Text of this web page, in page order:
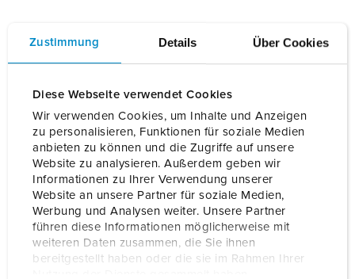
Zustimmung Details Über Cookies
Diese Webseite verwendet Cookies
Wir verwenden Cookies, um Inhalte und Anzeigen
zu personalisieren, Funktionen für soziale Medien
anbieten zu können und die Zugriffe auf unsere
Website zu analysieren. Außerdem geben wir
Informationen zu Ihrer Verwendung unserer
Website an unsere Partner für soziale Medien,
Werbung und Analysen weiter. Unsere Partner
führen diese Informationen möglicherweise mit
weiteren Daten zusammen, die Sie ihnen
bereitgestellt haben oder die sie im Rahmen Ihrer
Details
Allgemeine Daten